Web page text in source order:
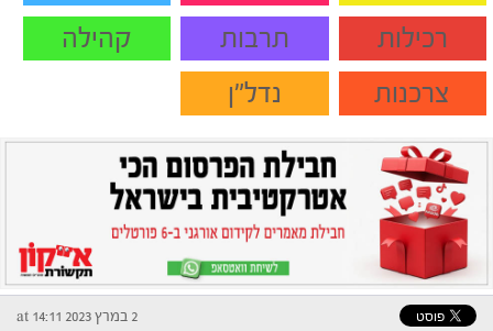
רכילות
תרבות
קהילה
צרכנות
נדל"ן
2 במרץ 2023 at 14:11